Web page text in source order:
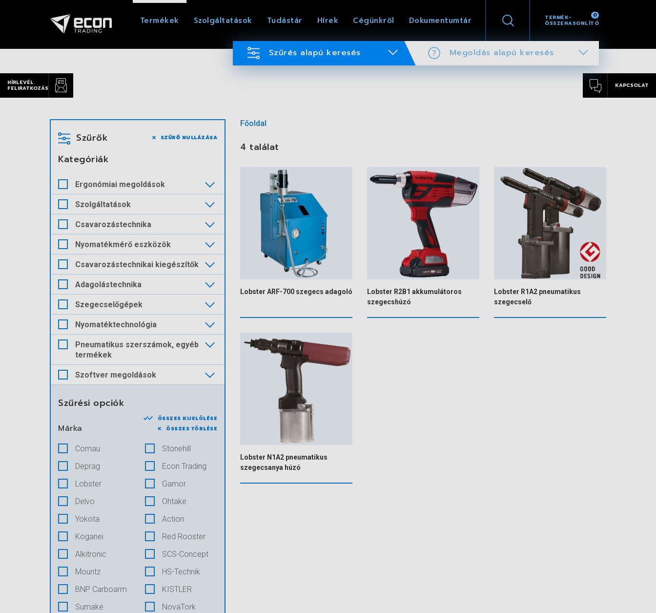
TERMÉK-
ÖSSZEHASONLÍTÓ
0
Termékek Szolgáltatások Tudástár Hírek Cégünkről Dokumentumtár
Szűrés alapú keresés Megoldás alapú keresés
HÍRLEVÉL
FELIRATKOZÁS
KAPCSOLAT
Szűrők SZŰRŐ NULLÁZÁSA
Kategóriák
Ergonómiai megoldások
Szolgáltatások
Csavarozástechnika
Nyomatékmérő eszközök
Csavarozástechnikai kiegészítők
Adagolástechnika
Szegecselőgépek
Nyomatéktechnológia
Pneumatikus szerszámok, egyéb
termékek
Szoftver megoldások
Szűrési opciók
Márka
ÖSSZES KIJELÖLÉSE
ÖSSZES TÖRLÉSE
Comau
Stonehill
Deprag
Econ Trading
Lobster
Gamor
Delvo
Ohtake
Yokota
Action
Koganei
Red Rooster
Alkitronic
SCS-Concept
Mountz
HS-Technik
BNP Carboarm
KISTLER
Sumake
NovaTork
Főoldal
4 találat
Lobster ARF-700 szegecs adagoló
Lobster R2B1 akkumulátoros
szegecshúzó
Lobster R1A2 pneumatikus
szegecselő
Lobster N1A2 pneumatikus
szegecsanya húzó